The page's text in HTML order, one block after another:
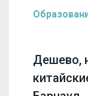
Дешево,